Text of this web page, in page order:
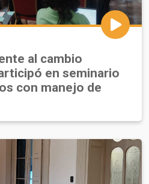
al cambio
en seminario
con manejo de